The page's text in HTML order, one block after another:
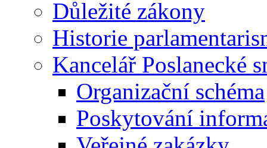
Důležité zákony
Historie
Kancelář Poslanecké
Organizační schéma
Poskytování